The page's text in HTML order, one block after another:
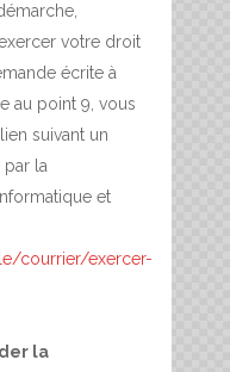
votre droit
écrite à
au point 9, vous
suivant un
la
et
courrier/exercer-
la